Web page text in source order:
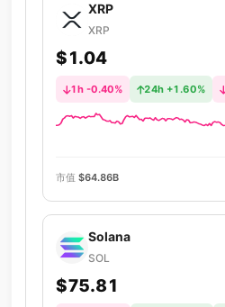
XRP
XRP
$1.04
1h -0.40% 24h +1.60%
市值 $64.86B
Solana
SOL
$75.81